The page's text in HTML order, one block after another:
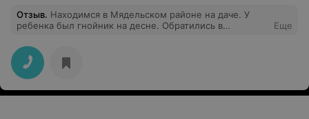
Отзыв. Находимся в Мядельском районе на даче. У
ребенка был гнойник на десне. Обратились в
Стоматолог быстро обработала десну, дала
рекомендации. Спасибо за оперативность и
вежливость!
Еще